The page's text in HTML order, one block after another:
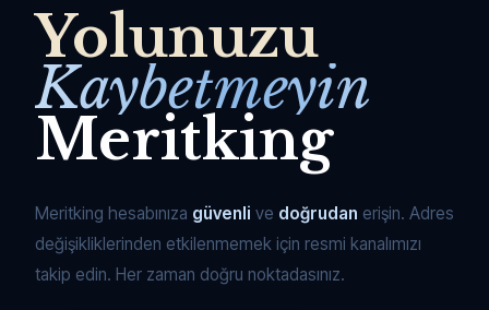
Yolunuzu
Kaybetmeyin
Meritking
Meritking hesabınıza güvenli ve doğrudan erişin. Adres
değişikliklerinden etkilenmemek için resmi kanalımızı
takip edin. Her zaman doğru noktadasınız.